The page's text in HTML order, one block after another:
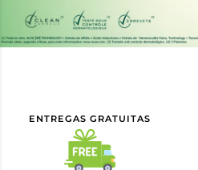
ENTREGAS GRATUITAS